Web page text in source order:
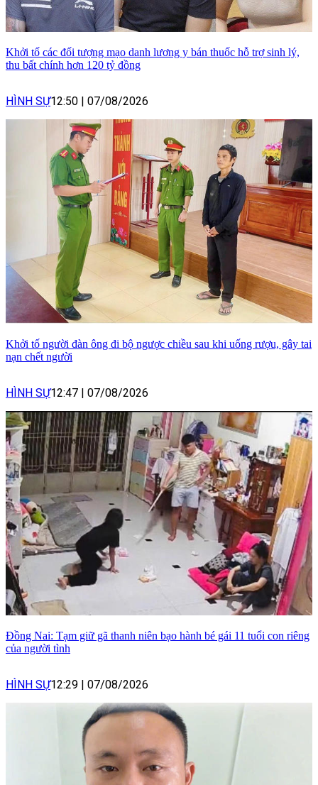
Khởi tố các đối tượng mạo danh lương y bán thuốc hỗ trợ sinh lý,
thu bất chính hơn 120 tỷ đồng
HÌNH SỰ12:50 | 07/08/2026
Khởi tố người đàn ông đi bộ ngược chiều sau khi uống rượu, gây tai
nạn chết người
HÌNH SỰ12:47 | 07/08/2026
Đồng Nai: Tạm giữ gã thanh niên bạo hành bé gái 11 tuổi con riêng
của người tình
HÌNH SỰ12:29 | 07/08/2026